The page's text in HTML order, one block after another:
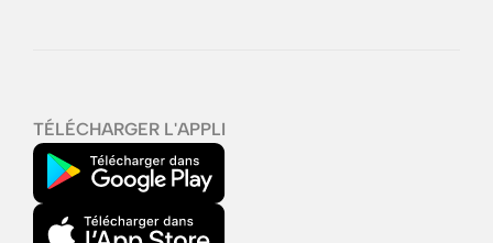
TÉLÉCHARGER L'APPLI